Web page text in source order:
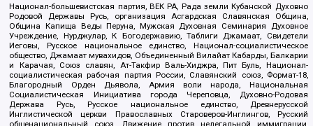
Национал-большевистская партия, ВЕК РА, Рада земли Кубанской Духовно
Родовой Державы Русь, организация Асгардская Славянская Община,
Община Капища Веды Перуна, Мужская Духовная Семинария Духовное
Учреждение, Нурджулар, К Богодержавию, Таблиги Джамаат, Свидетели
Иеговы, Русское национальное единство, Национал-социалистическое
общество, Джамаат мувахидов, Объединенный Вилайат Кабарды, Балкарии
и Карачая, Союз славян, Ат-Такфир Валь-Хиджра, Пит Буль, Национал-
социалистическая рабочая партия России, Славянский союз, Формат-18,
Благородный Орден Дьявола, Армия воли народа, Национальная
Социалистическая Инициатива города Череповца, Духовно-Родовая
Держава Русь, Русское национальное единство, Древнерусской
Инглистической церкви Православных Староверов-Инглингов, Русский
общенациональный союз, Движение против нелегальной иммиграции,